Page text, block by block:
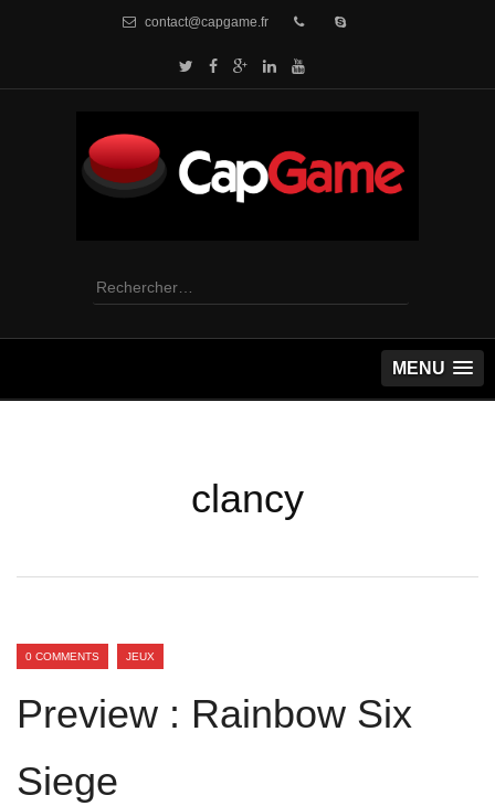
contact@capgame.fr
Rechercher :
MENU
clancy
0 COMMENTS JEUX
Preview : Rainbow Six
Siege